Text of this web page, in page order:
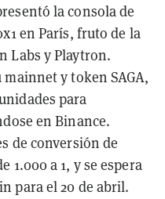
la consola de
en París, fruto de la
Labs y Playtron.
y token SAGA,
para
en Binance.
de conversión de
1.000 a 1, y se espera
para el 20 de abril.